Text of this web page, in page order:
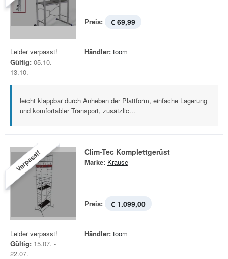
Preis: € 69,99
Leider verpasst!
Gültig: 05.10. -
13.10.
Händler: toom
leicht klappbar durch Anheben der Plattform, einfache Lagerung
und komfortabler Transport, zusätzlic...
Verpasst! Clim-Tec Komplettgerüst
Marke: Krause
Preis: € 1.099,00
Leider verpasst!
Gültig: 15.07. -
22.07.
Händler: toom